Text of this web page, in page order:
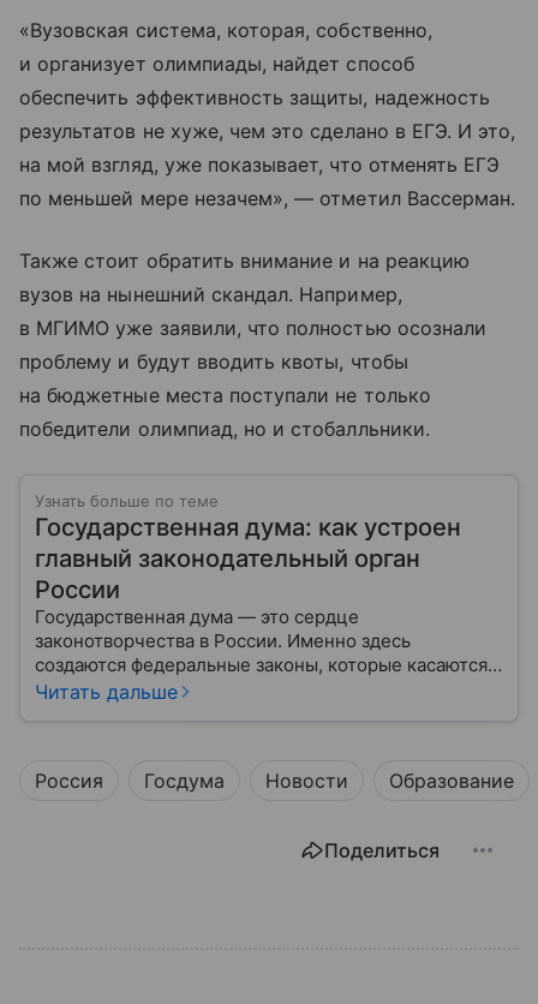
«Вузовская система, которая, собственно,
и организует олимпиады, найдет способ
обеспечить эффективность защиты, надежность
результатов не хуже, чем это сделано в ЕГЭ. И это,
на мой взгляд, уже показывает, что отменять ЕГЭ
по меньшей мере незачем», — отметил Вассерман.
Также стоит обратить внимание и на реакцию
вузов на нынешний скандал. Например,
в МГИМО уже заявили, что полностью осознали
проблему и будут вводить квоты, чтобы
на бюджетные места поступали не только
победители олимпиад, но и стобалльники.
Узнать больше по теме
Государственная дума: как устроен
главный законодательный орган
России
Государственная дума — это сердце
законотворчества в России. Именно здесь
создаются федеральные законы, которые касаются
жизни каждого гражданина: от образования и
Читать дальше
Россия Госдума Новости Образование
Поделиться